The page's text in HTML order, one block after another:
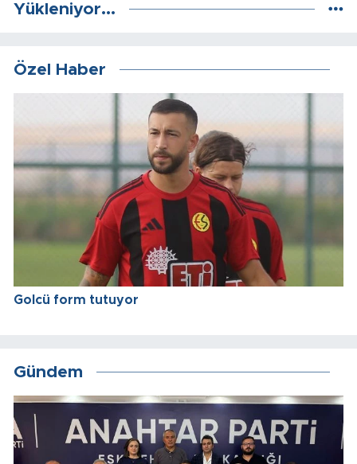
Yükleniyor...
Özel Haber
Golcü form tutuyor
Gündem